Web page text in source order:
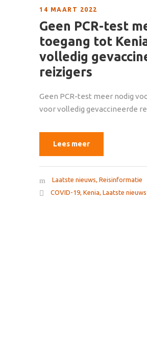
14 MAART 2022
Geen PCR-test
toegang tot
volledig
reizigers
Geen PCR-test meer nodig
voor volledig gevaccineerde
Lees meer
Laatste nieuws, Reisinformatie
COVID-19, Kenia, Laatste nieuws